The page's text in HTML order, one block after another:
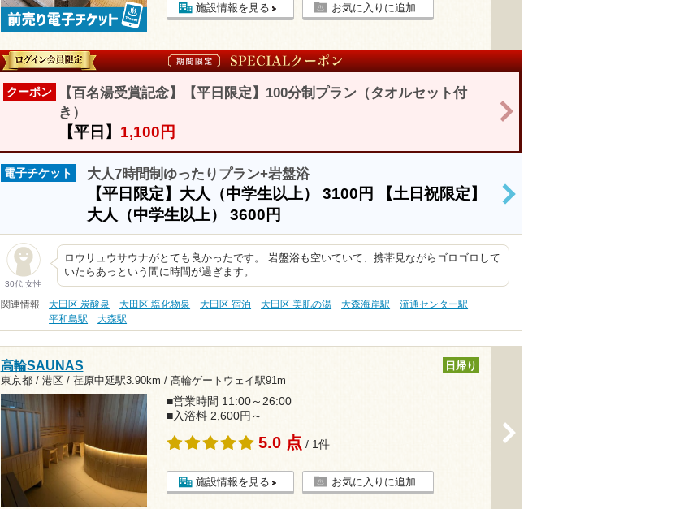
施設情報を見る お気に入りに追加
クーポン
【百名湯受賞記念】【平日限定】100分制プラン（タオルセット付
き）
【平日】 1,100円
電子チケット 大人7時間制ゆったりプラン+岩盤浴
【平日限定】大人（中学生以上） 3100円
【土日祝限定】
大人（中学生以上） 3600円
>
30代 女性
ロウリュウサウナがとても良かったです。 岩盤浴も空いていて、携帯見ながらゴロゴロして
いたらあっという間に時間が過ぎます。
関連情報 大田区 炭酸泉 大田区 塩化物泉 大田区 宿泊 大田区 美肌の湯 大森海岸駅
流通センター駅
平和島駅
大森駅
高輪SAUNAS
東京都 / 港区 / 荏原中延駅3.90km / 高輪ゲートウェイ駅91m
日帰り
■営業時間 11:00～26:00
■入浴料 2,600円～
5.0 点 / 1件
施設情報を見る お気に入りに追加